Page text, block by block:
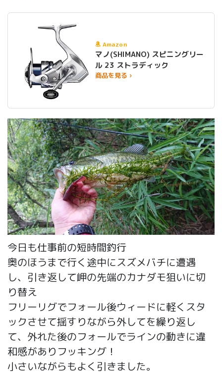
Amazon
マノ(SHIMANO) スピニングリー
ル 23 ストラディック
商品を見る ›
今日も仕事前の短時間釣行
奥のほうまで行く途中にスズメバチに遭遇
し、引き返して岬の先端のカナダモ狙いに切
り替え
フリーリグでフォール後ウィードに軽くスタ
ックさせて揺すりながら外してを繰り返し
て、外れた後のフォールでラインの動きに違
和感がありフッキング！
小さいながらもよく引きました。